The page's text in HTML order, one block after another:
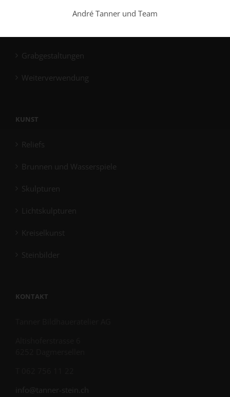
Grabgestaltungen
Weiterverwendung
KUNST
Reliefs
Brunnen und Wasserspiele
Skulpturen
Lichtskulpturen
Kreiselkunst
Steinbilder
KONTAKT
info@tanner-stein.ch
André Tanner und Team